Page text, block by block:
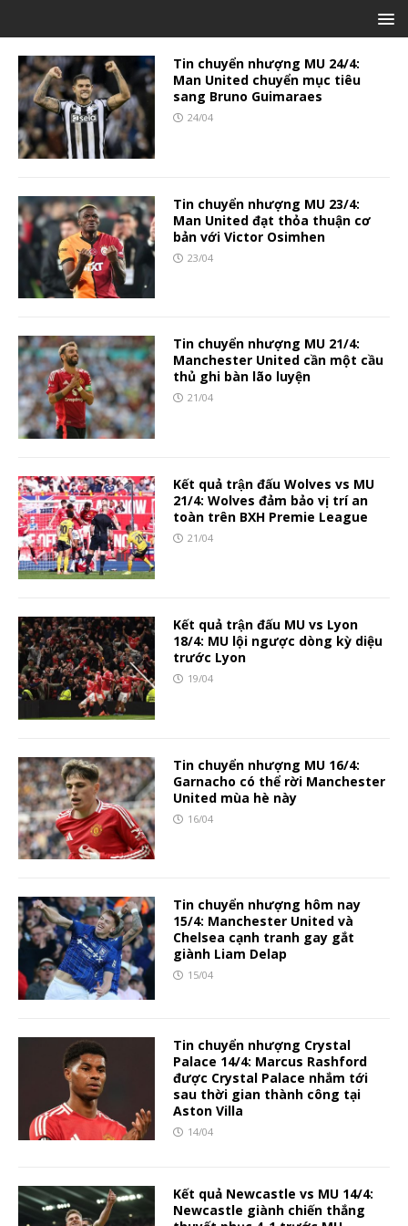
Tin chuyển nhượng MU 24/4:
Man United chuyển mục tiêu
sang Bruno Guimaraes
24/04
Tin chuyển nhượng MU 23/4:
Man United đạt thỏa thuận cơ
bản với Victor Osimhen
23/04
Tin chuyển nhượng MU 21/4:
Manchester United cần một cầu
thủ ghi bàn lão luyện
21/04
Kết quả trận đấu Wolves vs MU
21/4: Wolves đảm bảo vị trí an
toàn trên BXH Premie League
21/04
Kết quả trận đấu MU vs Lyon
18/4: MU lội ngược dòng kỳ diệu
trước Lyon
19/04
Tin chuyển nhượng MU 16/4:
Garnacho có thể rời Manchester
United mùa hè này
16/04
Tin chuyển nhượng hôm nay
15/4: Manchester United và
Chelsea cạnh tranh gay gắt
giành Liam Delap
15/04
Tin chuyển nhượng Crystal
Palace 14/4: Marcus Rashford
được Crystal Palace nhắm tới
sau thời gian thành công tại
Aston Villa
14/04
Kết quả Newcastle vs MU 14/4:
Newcastle giành chiến thắng